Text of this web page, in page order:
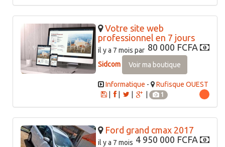
Votre site web
professionnel en 7 jours
80 000 FCFA
il y a 7 mois par
Sidcom
Voir ma boutique
Informatique -
Rufisque OUEST
|
1
Ford grand cmax 2017
4 950 000 FCFA
il y a 7 mois